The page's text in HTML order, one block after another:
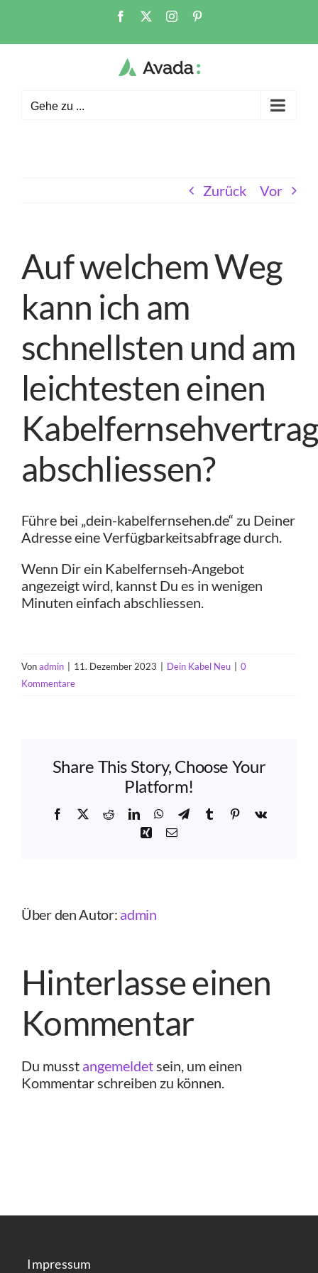
springen
Facebook Instagram
Gehe zu ...
Zurück Vor
Auf welchem Weg
kann ich am
schnellsten und am
leichtesten einen
abschliessen?
Führe bei „dein-kabelfernsehen.de“ zu Deiner
Adresse eine Verfügbarkeitsabfrage durch.
Wenn Dir ein Kabelfernseh-Angebot
angezeigt wird, kannst Du es in wenigen
Minuten einfach abschliessen.
Vonadmin 11. Dezember 2023 Dein Kabel Neu
0
Kommentare
Share This Story, Choose Your
Platform!
Facebook
X RedditLinkedInWhatsApp
TelegramTumblrPinterest
Vk
Xing E-
Über den Autor: admin
Hinterlasse einen
Kommentar
Du musst angemeldetsein, um einen
Kommentar schreiben zu können.
Impressum